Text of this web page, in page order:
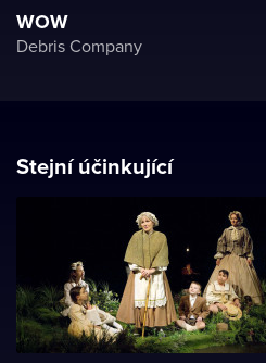
WOW
Debris Company
Stejní účinkující